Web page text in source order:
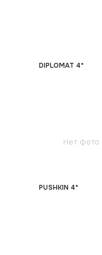
DIPLOMAT 4*
Нет фото
PUSHKIN 4*